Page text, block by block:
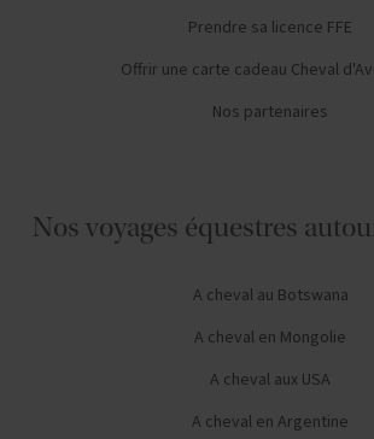
Prendre sa licence FFE
Offrir une carte cadeau Cheval
Nos partenaires
Nos voyages équestres
A cheval au Botswana
A cheval en Mongolie
A cheval aux USA
A cheval en Argentine